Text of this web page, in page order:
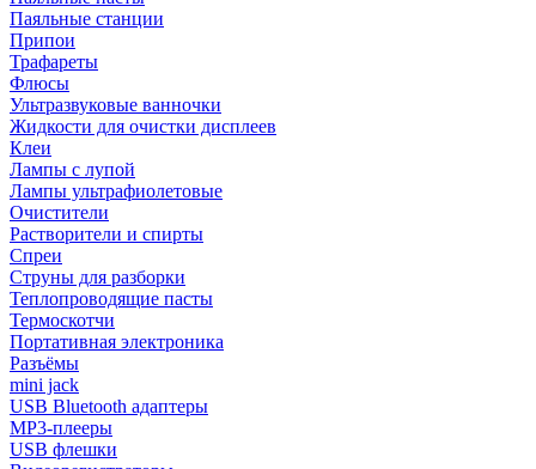
Паяльные станции
Припои
Трафареты
Флюсы
Ультразвуковые ванночки
Жидкости для очистки дисплеев
Клеи
Лампы с лупой
Лампы ультрафиолетовые
Очистители
Растворители и спирты
Спреи
Струны для разборки
Теплопроводящие пасты
Термоскотчи
Портативная электроника
Разъёмы
mini jack
USB Bluetooth адаптеры
MP3-плееры
USB флешки